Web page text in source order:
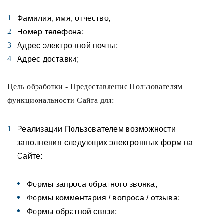
Фамилия, имя, отчество;
Номер телефона;
Адрес электронной почты;
Адрес доставки;
Цель обработки - Предоставление Пользователям
функциональности Сайта для:
Реализации Пользователем возможности
заполнения следующих электронных форм на
Сайте:
Формы запроса обратного звонка;
Формы комментария / вопроса / отзыва;
Формы обратной связи;